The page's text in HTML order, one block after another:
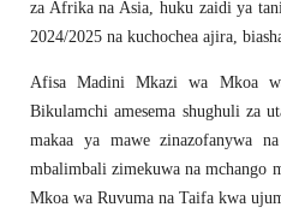
za Afrika na Asia, huku zaidi ya
2024/2025 na kuchochea ajira,
Afisa Madini Mkazi wa Mkoa
Bikulamchi amesema shughuli za
makaa ya mawe zinazofanywa
mbalimbali zimekuwa na mchango
Mkoa wa Ruvuma na Taifa kwa